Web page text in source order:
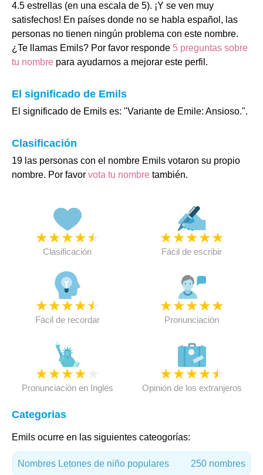
4.5 estrellas (en una escala de 5). ¡Y se ven muy
satisfechos! En países donde no se habla español, las
personas no tienen ningún problema con este nombre.
¿Te llamas Emils? Por favor responde 5 preguntas sobre
tu nombre para ayudarnos a mejorar este perfil.
El significado de Emils
El significado de Emils es: "Variante de Emile: Ansioso.".
Clasificación
19 las personas con el nombre Emils votaron su propio
nombre. Por favor vota tu nombre también.
★★★★★
Clasificación
★★★★★
Fácil de escribir
★★★★★
Fácil de recordar
★★★★★
Pronunciación
★★★★
Pronunciación en Inglés
★★★★★
Opinión de los extranjeros
Categorias
Emils ocurre en las siguientes cateogorías:
Nombres Letones de niño populares 250 nombres